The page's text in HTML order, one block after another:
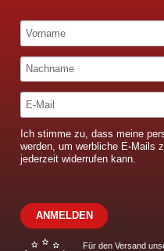
Ich stimme zu, dass meine
werden, um werbliche E-Mails
jederzeit widerrufen kann.
ANMELDEN
Für den Versand